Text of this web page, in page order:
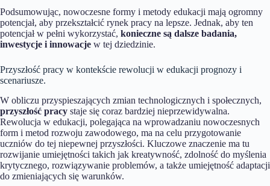
Podsumowując, nowoczesne formy i metody edukacji mają ogromny
potencjał, aby przekształcić rynek pracy na lepsze. Jednak, aby ten
potencjał w pełni wykorzystać, konieczne są dalsze badania,
inwestycje i innowacje w tej dziedzinie.
Przyszłość pracy w kontekście rewolucji w edukacji prognozy i
scenariusze.
W obliczu przyspieszających zmian technologicznych i społecznych,
przyszłość pracy staje się coraz bardziej nieprzewidywalna.
Rewolucja w edukacji, polegająca na wprowadzaniu nowoczesnych
form i metod rozwoju zawodowego, ma na celu przygotowanie
uczniów do tej niepewnej przyszłości. Kluczowe znaczenie ma tu
rozwijanie umiejętności takich jak kreatywność, zdolność do myślenia
krytycznego, rozwiązywanie problemów, a także umiejętność adaptacji
do zmieniających się warunków.